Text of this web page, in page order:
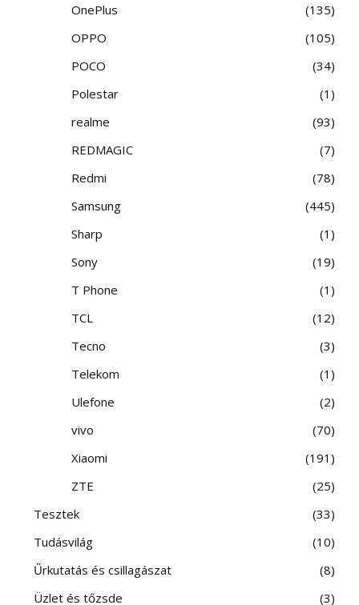
OnePlus
135
OPPO
105
POCO
34
Polestar
1
realme
93
REDMAGIC
7
Redmi
78
Samsung
445
Sharp
1
Sony
19
T Phone
1
TCL
12
Tecno
3
Telekom
1
Ulefone
2
vivo
70
Xiaomi
191
ZTE
25
Tesztek
33
Tudásvilág
10
Űrkutatás és csillagászat
8
Üzlet és tőzsde
3